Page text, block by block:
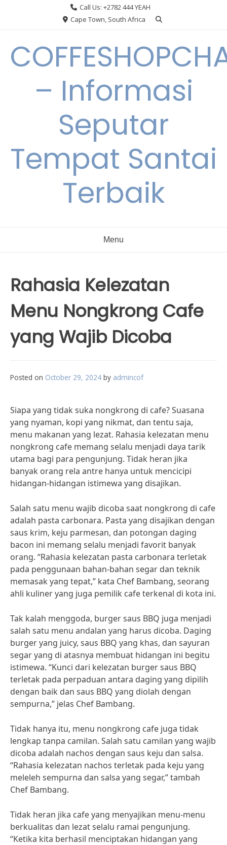
Call Us: +2782 444 YEAH
Cape Town, South Africa
– Informasi
Seputar
Tempat Santai
Terbaik
Menu
Rahasia Kelezatan
Menu Nongkrong Cafe
yang Wajib Dicoba
Posted on October 29, 2024 by admincof
Siapa yang tidak suka nongkrong di cafe? Suasana
yang nyaman, kopi yang nikmat, dan tentu saja,
menu makanan yang lezat. Rahasia kelezatan menu
nongkrong cafe memang selalu menjadi daya tarik
utama bagi para pengunjung. Tidak heran jika
banyak orang rela antre hanya untuk mencicipi
hidangan-hidangan istimewa yang disajikan.
Salah satu menu wajib dicoba saat nongkrong di cafe
adalah pasta carbonara. Pasta yang disajikan dengan
saus krim, keju parmesan, dan potongan daging
bacon ini memang selalu menjadi favorit banyak
orang. “Rahasia kelezatan pasta carbonara terletak
pada penggunaan bahan-bahan segar dan teknik
memasak yang tepat,” kata Chef Bambang, seorang
ahli kuliner yang juga pemilik cafe terkenal di kota ini.
Tak kalah menggoda, burger saus BBQ juga menjadi
salah satu menu andalan yang harus dicoba. Daging
burger yang juicy, saus BBQ yang khas, dan sayuran
segar yang di atasnya membuat hidangan ini begitu
istimewa. “Kunci dari kelezatan burger saus BBQ
terletak pada perpaduan antara daging yang dipilih
dengan baik dan saus BBQ yang diolah dengan
sempurna,” jelas Chef Bambang.
Tidak hanya itu, menu nongkrong cafe juga tidak
lengkap tanpa camilan. Salah satu camilan yang wajib
dicoba adalah nachos dengan saus keju dan salsa.
“Rahasia kelezatan nachos terletak pada keju yang
meleleh sempurna dan salsa yang segar,” tambah
Chef Bambang.
Tidak heran jika cafe yang menyajikan menu-menu
berkualitas dan lezat selalu ramai pengunjung.
“Ketika kita berhasil menciptakan hidangan yang